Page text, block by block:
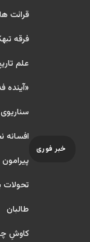
خبر فوری
قرائت
فرقه
علم
«آینده
افسانه
تحولات
طالبان
کاوشِ